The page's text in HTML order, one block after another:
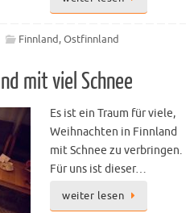
Finnland,Ostfinnland
mit viel Schnee
Es ist ein Traum für viele,
Weihnachten in Finnland
mit Schnee zu verbringen.
Für uns ist dieser…
weiter lesen